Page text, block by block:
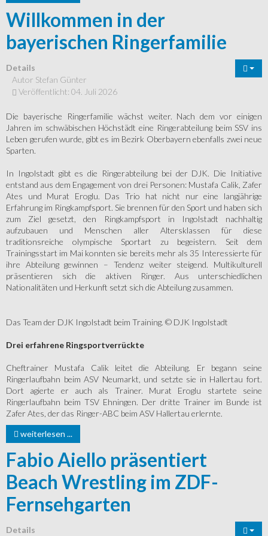
Willkommen in der
bayerischen Ringerfamilie
Details
Autor Stefan Günter
Veröffentlicht: 04. Juli 2026
Die bayerische Ringerfamilie wächst weiter. Nach dem vor einigen
Jahren im schwäbischen Höchstädt eine Ringerabteilung beim SSV ins
Leben gerufen wurde, gibt es im Bezirk Oberbayern ebenfalls zwei neue
Sparten.
In Ingolstadt gibt es die Ringerabteilung bei der DJK. Die Initiative
entstand aus dem Engagement von drei Personen: Mustafa Calik, Zafer
Ates und Murat Eroglu. Das Trio hat nicht nur eine langjährige
Erfahrung im Ringkampfsport. Sie brennen für den Sport und haben sich
zum Ziel gesetzt, den Ringkampfsport in Ingolstadt nachhaltig
aufzubauen und Menschen aller Altersklassen für diese
traditionsreiche olympische Sportart zu begeistern. Seit dem
Trainingsstart im Mai konnten sie bereits mehr als 35 Interessierte für
ihre Abteilung gewinnen – Tendenz weiter steigend. Multikulturell
präsentieren sich die aktiven Ringer. Aus unterschiedlichen
Nationalitäten und Herkunft setzt sich die Abteilung zusammen.
Das Team der DJK Ingolstadt beim Training. © DJK Ingolstadt
Drei erfahrene Ringsportverrückte
Cheftrainer Mustafa Calik leitet die Abteilung. Er begann seine
Ringerlaufbahn beim ASV Neumarkt, und setzte sie in Hallertau fort.
Dort agierte er auch als Trainer. Murat Eroglu startete seine
Ringerlaufbahn beim TSV Ehningen. Der dritte Trainer im Bunde ist
Zafer Ates, der das Ringer-ABC beim ASV Hallertau erlernte.
weiterlesen ...
Fabio Aiello präsentiert
Beach Wrestling im ZDF-
Fernsehgarten
Details